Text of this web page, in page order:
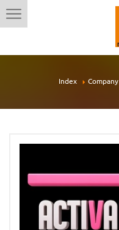
Index Company